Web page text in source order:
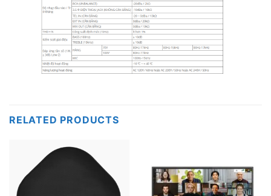
RELATED PRODUCTS